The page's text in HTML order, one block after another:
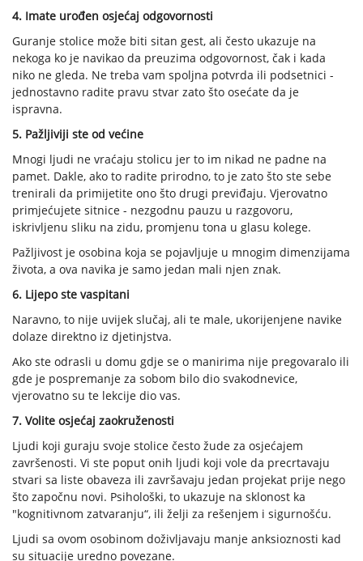
4. Imate urođen osjećaj odgovornosti
Guranje stolice može biti sitan gest, ali često ukazuje na
nekoga ko je navikao da preuzima odgovornost, čak i kada
niko ne gleda. Ne treba vam spoljna potvrda ili podsetnici -
jednostavno radite pravu stvar zato što osećate da je
ispravna.
5. Pažljiviji ste od većine
Mnogi ljudi ne vraćaju stolicu jer to im nikad ne padne na
pamet. Dakle, ako to radite prirodno, to je zato što ste sebe
trenirali da primijetite ono što drugi previđaju. Vjerovatno
primjećujete sitnice - nezgodnu pauzu u razgovoru,
iskrivljenu sliku na zidu, promjenu tona u glasu kolege.
Pažljivost je osobina koja se pojavljuje u mnogim dimenzijama
života, a ova navika je samo jedan mali njen znak.
6. Lijepo ste vaspitani
Naravno, to nije uvijek slučaj, ali te male, ukorijenjene navike
dolaze direktno iz djetinjstva.
Ako ste odrasli u domu gdje se o manirima nije pregovaralo ili
gde je pospremanje za sobom bilo dio svakodnevice,
vjerovatno su te lekcije dio vas.
7. Volite osjećaj zaokruženosti
Ljudi koji guraju svoje stolice često žude za osjećajem
završenosti. Vi ste poput onih ljudi koji vole da precrtavaju
stvari sa liste obaveza ili završavaju jedan projekat prije nego
što započnu novi. Psihološki, to ukazuje na sklonost ka
"kognitivnom zatvaranju“, ili želji za rešenjem i sigurnošću.
Ljudi sa ovom osobinom doživljavaju manje anksioznosti kad
su situacije uredno povezane.